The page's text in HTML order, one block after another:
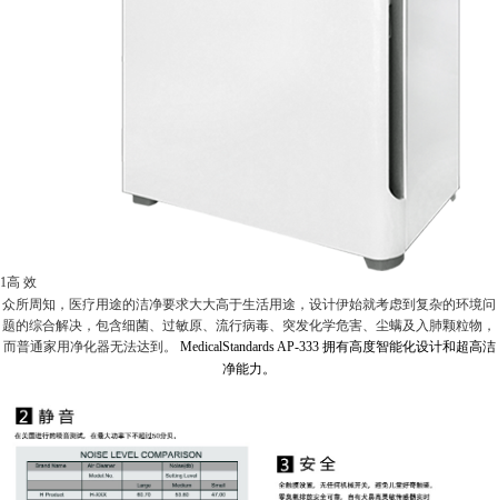
1高 效
众所周知，医疗用途的洁净要求大大高于生活用途，设计伊始就考虑到复杂的环境问
题的综合解决，包含细菌、过敏原、流行病毒、突发化学危害、尘螨及入肺颗粒物，
而普通家用净化器无法达到。
MedicalStandards AP-333 拥有高度智能化设计和超高洁
净能力。